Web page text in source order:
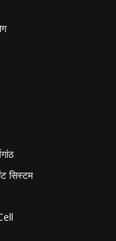
सिस्टम